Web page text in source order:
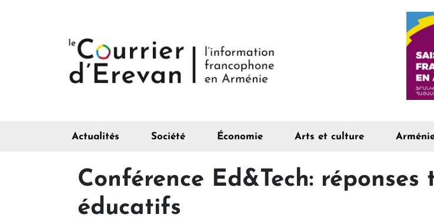
Actualités Société Économie Arts et culture
Conférence Ed&Tech:
éducatifs